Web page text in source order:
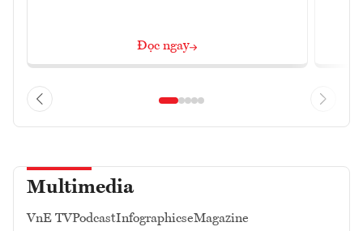
Đọc ngay
Multimedia
VnE TVPodcastInfographicseMagazine